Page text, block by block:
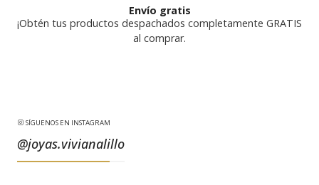
Envío gratis
¡Obtén tus productos despachados completamente GRATIS
al comprar.
SÍGUENOS EN INSTAGRAM
@joyas.vivianalillo